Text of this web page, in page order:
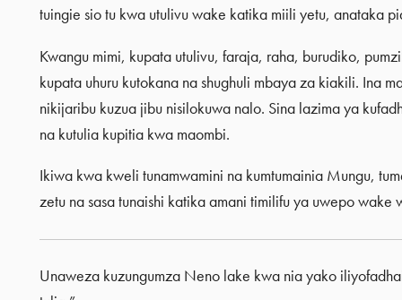
tuingie sio tu kwa utulivu wake katika miili yetu, anataka
Kwangu mimi, kupata utulivu, faraja, raha, burudiko,
kupata uhuru kutokana na shughuli mbaya za kiakili. Ina
nikijaribu kuzua jibu nisilokuwa nalo. Sina lazima ya
na kutulia kupitia kwa maombi.
Ikiwa kwa kweli tunamwamini na kumtumainia Mungu,
zetu na sasa tunaishi katika amani timilifu ya uwepo wake
Unaweza kuzungumza Neno lake kwa nia yako